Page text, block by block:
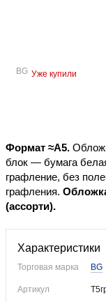
BGУже купили
Формат ≈А5.
блок — бумага
графление, без
графления.
(ассорти).
Характеристики
Торговая марка BG
Артикул